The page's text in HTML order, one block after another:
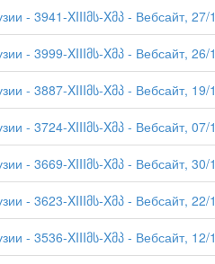
- 3941-XIIIმს-Xმპ - Вебсайт,
- 3999-XIIIმს-Xმპ - Вебсайт,
- 3887-XIIIმს-Xმპ - Вебсайт,
- 3724-XIIIმს-Xმპ - Вебсайт,
- 3669-XIIIმს-Xმპ - Вебсайт,
- 3623-XIIIმს-Xმპ - Вебсайт,
- 3536-XIIIმს-Xმპ - Вебсайт,